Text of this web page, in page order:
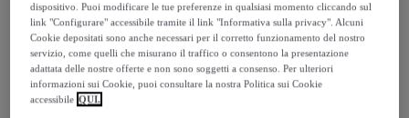
Boudech
dispositivo. Puoi modificare le tue preferenze in qualsiasi momento cliccando sul
link "Configurare" accessibile tramite il link "Informativa sulla privacy". Alcuni
Cookie depositati sono anche necessari per il corretto funzionamento del nostro
servizio, come quelli che misurano il traffico o consentono la presentazione
adattata delle nostre offerte e non sono soggetti a consenso. Per ulteriori
informazioni sui Cookie, puoi consultare la nostra Politica sui Cookie
accessibile QUI.